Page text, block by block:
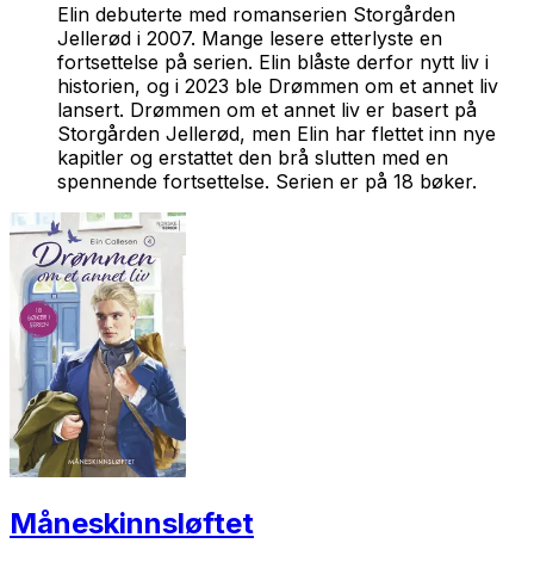
Elin debuterte med romanserien Storgården
Jellerød i 2007. Mange lesere etterlyste en
fortsettelse på serien. Elin blåste derfor nytt liv i
historien, og i 2023 ble Drømmen om et annet liv
lansert. Drømmen om et annet liv er basert på
Storgården Jellerød, men Elin har flettet inn nye
kapitler og erstattet den brå slutten med en
spennende fortsettelse. Serien er på 18 bøker.
Måneskinnsløftet